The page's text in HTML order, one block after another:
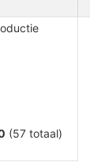
(57 totaal)